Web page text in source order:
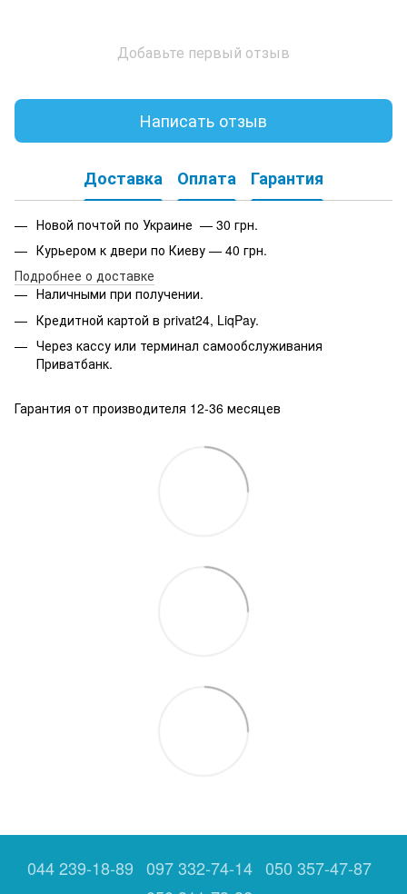
Добавьте первый отзыв
Написать отзыв
Доставка Оплата Гарантия
Новой почтой по Украине — 30 грн.
Курьером к двери по Киеву — 40 грн.
Подробнее о доставке
Наличными при получении.
Кредитной картой в privat24, LiqPay.
Через кассу или терминал самообслуживания
Приватбанк.
Гарантия от производителя 12-36 месяцев
044 239-18-89 097 332-74-14 050 357-47-87